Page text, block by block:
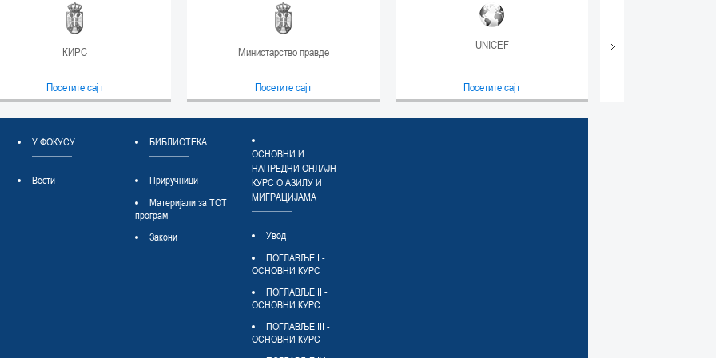
КИРС
Посетите сајт
Министарство правде
Посетите сајт
UNICEF
Посетите сајт
У ФОКУСУ
Вести
БИБЛИОТЕКА
Приручници
Материјали за ТОТ
програм
Закони
ОСНОВНИ И
НАПРЕДНИ ОНЛАЈН
КУРС О АЗИЛУ И
МИГРАЦИЈАМА
Увод
ПОГЛАВЉЕ I -
ОСНОВНИ КУРС
ПОГЛАВЉЕ II -
ОСНОВНИ КУРС
ПОГЛАВЉЕ III -
ОСНОВНИ КУРС